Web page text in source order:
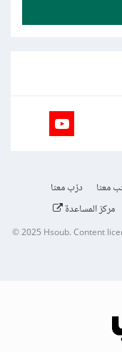
معنا
درّب معنا
مركز المساعدة
© 2025Hsoub.Content